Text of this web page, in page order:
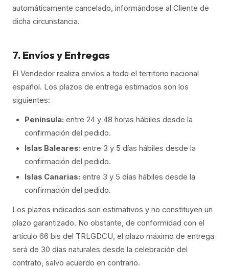
automáticamente cancelado, informándose al Cliente de
dicha circunstancia.
7. Envíos y Entregas
El Vendedor realiza envíos a todo el territorio nacional
español. Los plazos de entrega estimados son los
siguientes:
Península: entre 24 y 48 horas hábiles desde la
confirmación del pedido.
Islas Baleares: entre 3 y 5 días hábiles desde la
confirmación del pedido.
Islas Canarias: entre 3 y 5 días hábiles desde la
confirmación del pedido.
Los plazos indicados son estimativos y no constituyen un
plazo garantizado. No obstante, de conformidad con el
artículo 66 bis del TRLGDCU, el plazo máximo de entrega
será de 30 días naturales desde la celebración del
contrato, salvo acuerdo en contrario.